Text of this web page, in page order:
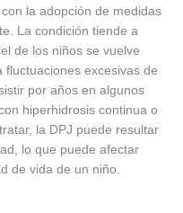
la adopción de medidas
La condición tiende a
de los niños se vuelve
excesivas de
por años en algunos
hiperhidrosis continua o
la DPJ puede resultar
lo que puede afectar
de vida de un niño.